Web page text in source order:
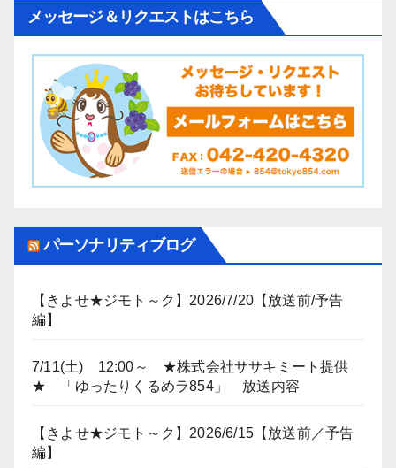
メッセージ＆リクエストはこちら
パーソナリティブログ
【きよせ★ジモト～ク】2026/7/20【放送前/予告
編】
7/11(土) 12:00～ ★株式会社ササキミート提供
★ 「ゆったりくるめラ854」 放送内容
【きよせ★ジモト～ク】2026/6/15【放送前／予告
編】